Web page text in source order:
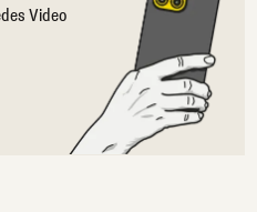
Video